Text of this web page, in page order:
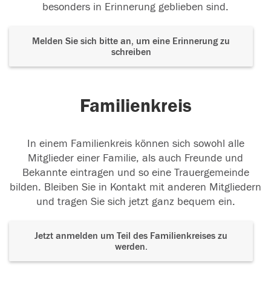
besonders in Erinnerung geblieben sind.
Melden Sie sich bitte an, um eine Erinnerung zu
schreiben
Familienkreis
In einem Familienkreis können sich sowohl alle
Mitglieder einer Familie, als auch Freunde und
Bekannte eintragen und so eine Trauergemeinde
bilden. Bleiben Sie in Kontakt mit anderen Mitgliedern
und tragen Sie sich jetzt ganz bequem ein.
Jetzt anmelden um Teil des Familienkreises zu
werden.